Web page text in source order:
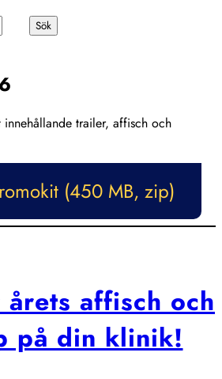
efter…
Sök
trailer, affisch och
(450 MB, zip)
årets affisch och
på din klinik!